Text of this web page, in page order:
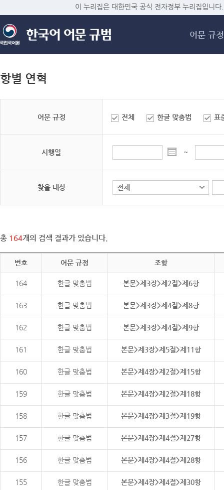
메
이 누리집은 대한민국 공식 전자정부 누리집입니다.
어문 규정
항별 연혁
어문 규정 전체 한글 맞춤법 표
시행일 ~
찾을 대상
총 164개의 검색 결과가 있습니다.
번호 어문 규정 조항
164 한글 맞춤법 본문>제3장>제2절>제6항
163 한글 맞춤법 본문>제3장>제4절>제8항
162 한글 맞춤법 본문>제3장>제4절>제9항
161 한글 맞춤법 본문>제3장>제5절>제11항
160 한글 맞춤법 본문>제4장>제2절>제15항
159 한글 맞춤법 본문>제4장>제2절>제18항
158 한글 맞춤법 본문>제4장>제3절>제19항
157 한글 맞춤법 본문>제4장>제4절>제27항
156 한글 맞춤법 본문>제4장>제4절>제28항
155 한글 맞춤법 본문>제4장>제4절>제30항